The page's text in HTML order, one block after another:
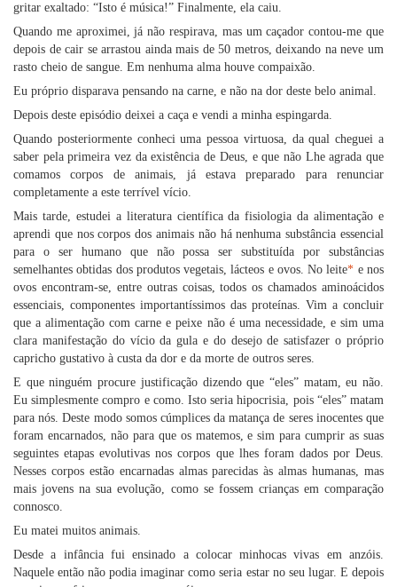
gritar exaltado: “Isto é música!” Finalmente, ela caiu.
Quando me aproximei, já não respirava, mas um caçador contou-me que
depois de cair se arrastou ainda mais de 50 metros, deixando na neve um
rasto cheio de sangue. Em nenhuma alma houve compaixão.
Eu próprio disparava pensando na carne, e não na dor deste belo animal.
Depois deste episódio deixei a caça e vendi a minha espingarda.
Quando posteriormente conheci uma pessoa virtuosa, da qual cheguei a
saber pela primeira vez da existência de Deus, e que não Lhe agrada que
comamos corpos de animais, já estava preparado para renunciar
completamente a este terrível vício.
Mais tarde, estudei a literatura científica da fisiologia da alimentação e
aprendi que nos corpos dos animais não há nenhuma substância essencial
para o ser humano que não possa ser substituída por substâncias
semelhantes obtidas dos produtos vegetais, lácteos e ovos. No leite* e nos
ovos encontram-se, entre outras coisas, todos os chamados aminoácidos
essenciais, componentes importantíssimos das proteínas. Vim a concluir
que a alimentação com carne e peixe não é uma necessidade, e sim uma
clara manifestação do vício da gula e do desejo de satisfazer o próprio
capricho gustativo à custa da dor e da morte de outros seres.
E que ninguém procure justificação dizendo que “eles” matam, eu não.
Eu simplesmente compro e como. Isto seria hipocrisia, pois “eles” matam
para nós. Deste modo somos cúmplices da matança de seres inocentes que
foram encarnados, não para que os matemos, e sim para cumprir as suas
seguintes etapas evolutivas nos corpos que lhes foram dados por Deus.
Nesses corpos estão encarnadas almas parecidas às almas humanas, mas
mais jovens na sua evolução, como se fossem crianças em comparação
connosco.
Eu matei muitos animais.
Desde a infância fui ensinado a colocar minhocas vivas em anzóis.
Naquele então não podia imaginar como seria estar no seu lugar. E depois